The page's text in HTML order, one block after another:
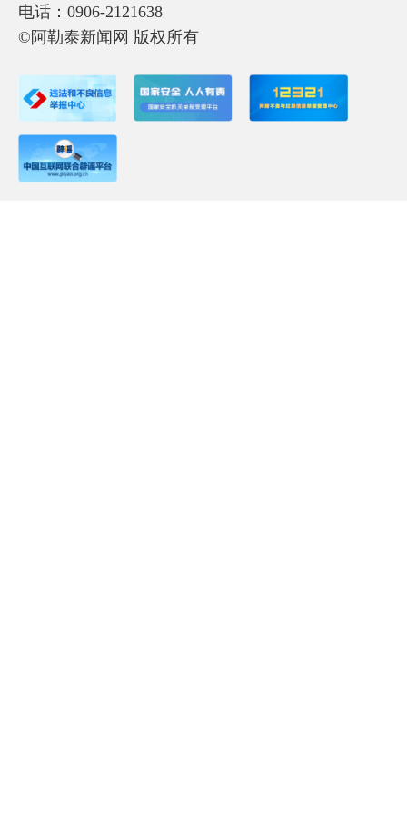
电话：0906-2121638
©阿勒泰新闻网 版权所有